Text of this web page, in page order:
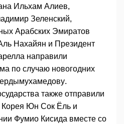
Ильхам Алиев,
Зеленский,
Арабских Эмиратов
Нахайян и Президент
направили
по случаю новогодних
также отправили
Корея Юн Сок Ёль и
Фумио Кисида вместе со